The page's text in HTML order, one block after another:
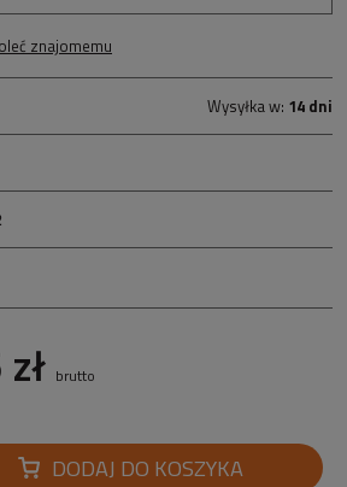
znajomemu
Wysyłka w: 14 dni
brutto
DODAJ DO KOSZYKA